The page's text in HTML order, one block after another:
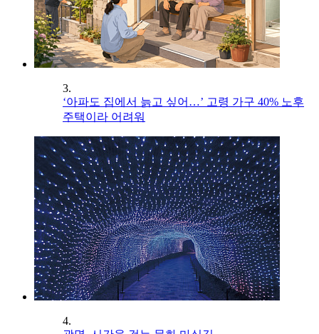
3.
‘아파도 집에서 늙고 싶어…’ 고령 가구 40% 노후
주택이라 어려워
4.